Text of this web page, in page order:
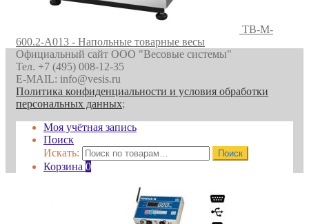
TB-M-
600.2-A013 - Напольные товарные весы
Официальный сайт ООО "Весовые системы"
Тел. +7 (495) 008-12-35
E-MAIL: info@vesis.ru
Политика конфиденциальности и условия обработки
персональных данных;
Моя учётная запись
Поиск
Искать:
Поиск
Корзина 0